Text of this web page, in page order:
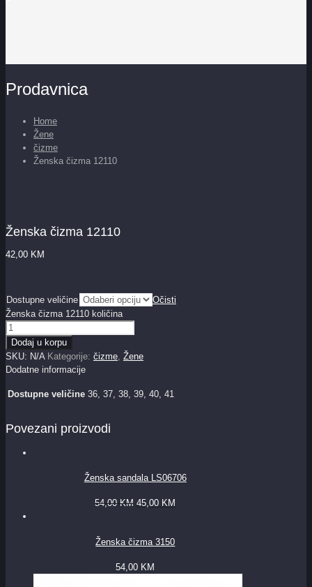
Prodavnica
Home
Žene
čizme
Ženska čizma 12110
Ženska čizma 12110
42,00 KM
Dostupne veličine
Očisti
Ženska čizma 12110 količina
Dodaj u korpu
SKU: N/A Kategorije: čizme, Žene
Dodatne informacije
Dostupne veličine 36, 37, 38, 39, 40, 41
Povezani proizvodi
Ženska sandala LS06706
54,00 KM 45,00 KM
Ženska čizma 3150
54,00 KM